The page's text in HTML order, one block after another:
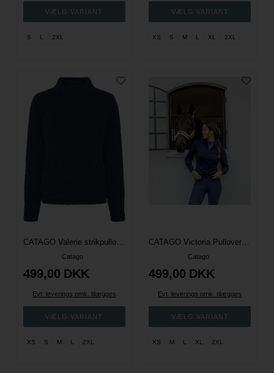
S L 2XL XS S M L XL 2XL
CATAGO Valerie strikpullover - Navy
Catago
499,00 DKK
Evt. leverings omk. tilægges
XS S M L 2XL
CATAGO Victoria Pullover Ridebluse - Navy
Catago
499,00 DKK
Evt. leverings omk. tilægges
XS M L XL 2XL